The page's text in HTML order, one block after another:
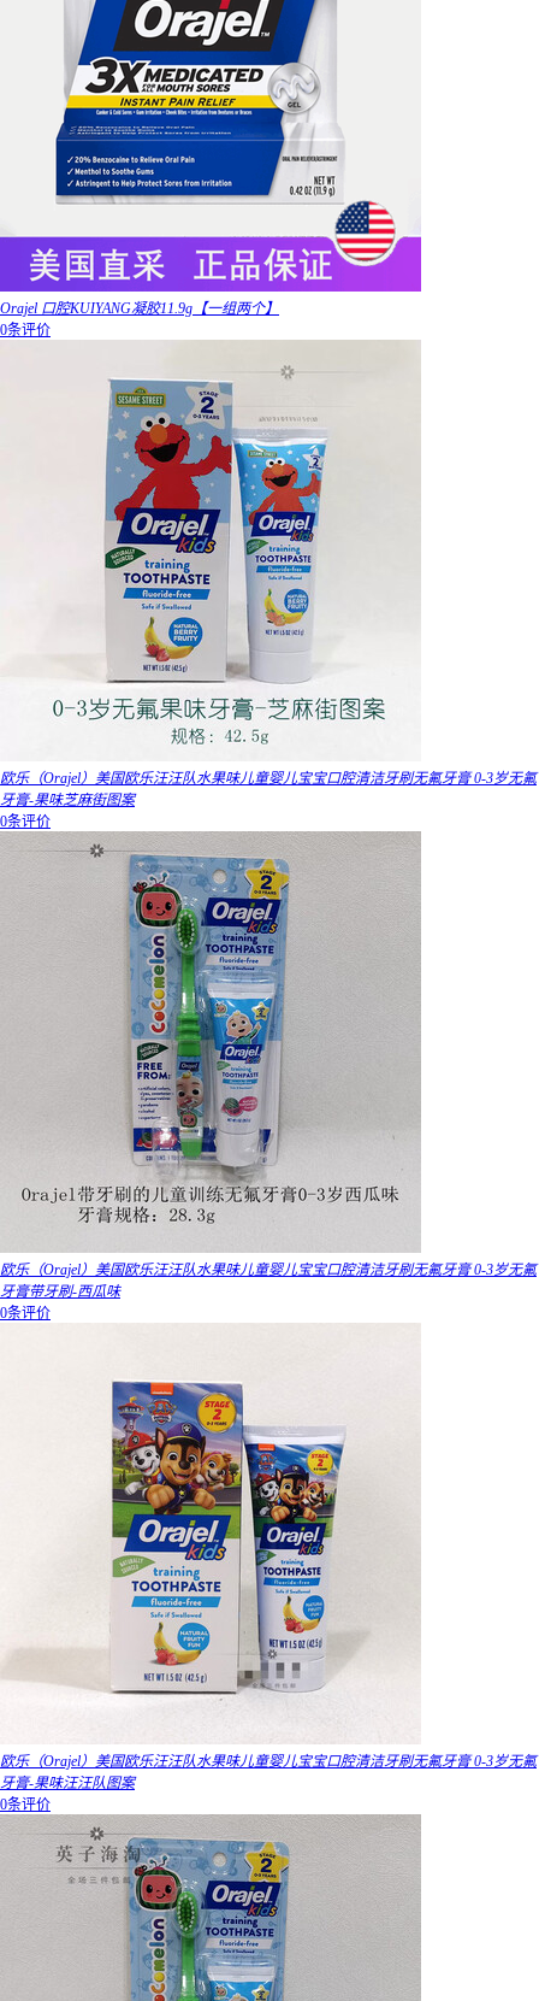
Orajel 口腔KUIYANG凝胶11.9g【一组两个】
0条评价
欧乐（Orajel）美国欧乐汪汪队水果味儿童婴儿宝宝口腔清洁牙刷无氟牙膏 0-3岁无氟
牙膏-果味芝麻街图案
0条评价
欧乐（Orajel）美国欧乐汪汪队水果味儿童婴儿宝宝口腔清洁牙刷无氟牙膏 0-3岁无氟
牙膏带牙刷-西瓜味
0条评价
欧乐（Orajel）美国欧乐汪汪队水果味儿童婴儿宝宝口腔清洁牙刷无氟牙膏 0-3岁无氟
牙膏-果味汪汪队图案
0条评价